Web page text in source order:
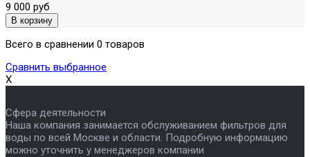
9 000 руб
Всего в сравнении 0 товаров
Сравнить выбранное
X
Сфера деятельности
Наша компания занимается обслуживанием фильтров для
воды по всей Москве и области. Подробную информацию
можно уточнить у менеджеров компании